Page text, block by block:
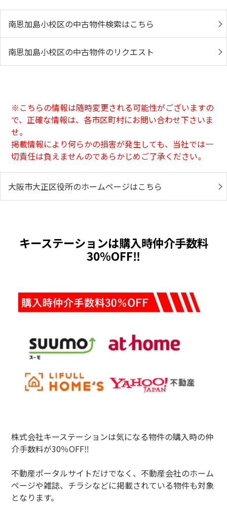
南恩加島小校区の中古物件検索はこちら
南恩加島小校区の中古物件のリクエスト
※こちらの情報は随時変更される可能性がございますの
で、正確な情報は、各市区町村にお問い合わせ下さいま
せ。
掲載情報により何らかの損害が発生しても、当社では一
切責任は負えませんのであらかじめご了承ください。
大阪市大正区役所のホームページはこちら
キーステーションは購入時仲介手数料
30％OFF‼
株式会社キーステーションは気になる物件の購入時の仲
介手数料が30％OFF‼
不動産ポータルサイトだけでなく、不動産会社のホーム
ページや雑誌、チラシなどに掲載されている物件も対象
となります。